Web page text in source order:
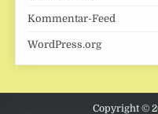
Kommentar-Feed
WordPress.org
Copyright ©